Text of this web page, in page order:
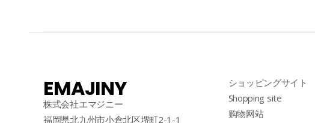
EMAJINY
株式会社エマジニー
福岡県北九州市小倉北区堺町2-1-1
ショッピングサイト
Shopping site
购物网站